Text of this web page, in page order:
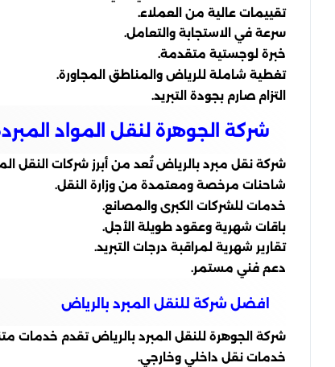
تقييمات عالية من العملاء.
سرعة في الاستجابة والتعامل.
خبرة لوجستية متقدمة.
تغطية شاملة للرياض والمناطق المجاورة.
التزام صارم بجودة التبريد.
شركة الجوهرة لنقل المواد
شركة نقل مبرد بالرياض تُعد من أبرز شركات النقل
شاحنات مرخصة ومعتمدة من وزارة النقل.
خدمات للشركات الكبرى والمصانع.
باقات شهرية وعقود طويلة الأجل.
تقارير شهرية لمراقبة درجات التبريد.
دعم فني مستمر.
افضل شركة للنقل المبرد بالرياض
شركة الجوهرة للنقل المبرد بالرياض تقدم خدمات
خدمات نقل داخلي وخارجي.